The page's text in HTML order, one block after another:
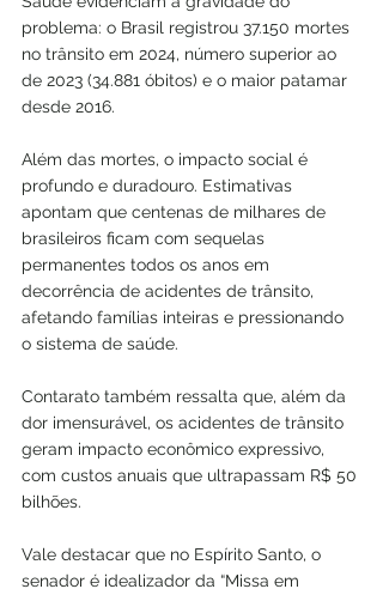
problema: o Brasil registrou 37.150 mortes
no trânsito em 2024, número superior ao
de 2023 (34.881 óbitos) e o maior patamar
desde 2016.
Além das mortes, o impacto social é
profundo e duradouro. Estimativas
apontam que centenas de milhares de
brasileiros ficam com sequelas
permanentes todos os anos em
decorrência de acidentes de trânsito,
afetando famílias inteiras e pressionando
o sistema de saúde.
Contarato também ressalta que, além da
dor imensurável, os acidentes de trânsito
geram impacto econômico expressivo,
com custos anuais que ultrapassam R$ 50
bilhões.
Vale destacar que no Espírito Santo, o
senador é idealizador da “Missa em